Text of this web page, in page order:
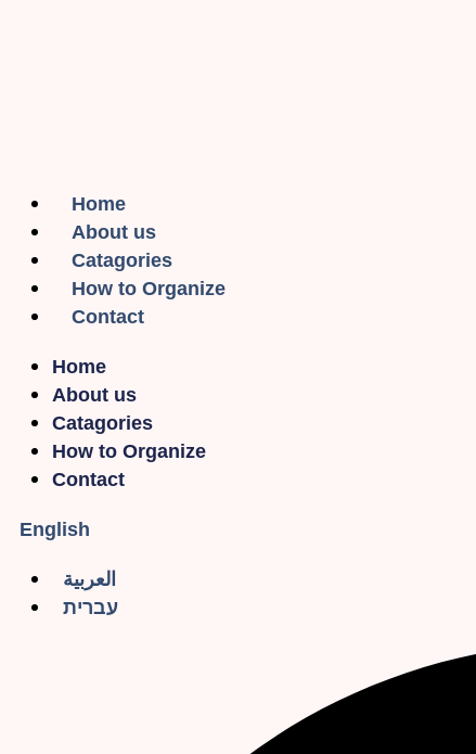
Home
About us
Catagories
How to Organize
Contact
Home
About us
Catagories
How to Organize
Contact
English
العربية
עברית